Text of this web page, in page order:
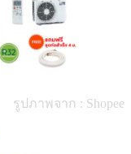
รูปภาพจาก : Shopee